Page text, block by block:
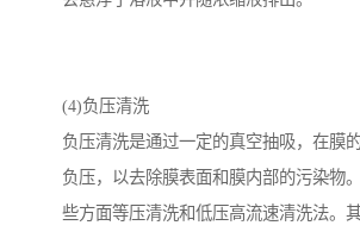
(4)负压清洗
负压清洗是通过一定的真空抽吸，在膜
负压，以去除膜表面和膜内部的污染物
些方面等压清洗和低压高流速清洗法。